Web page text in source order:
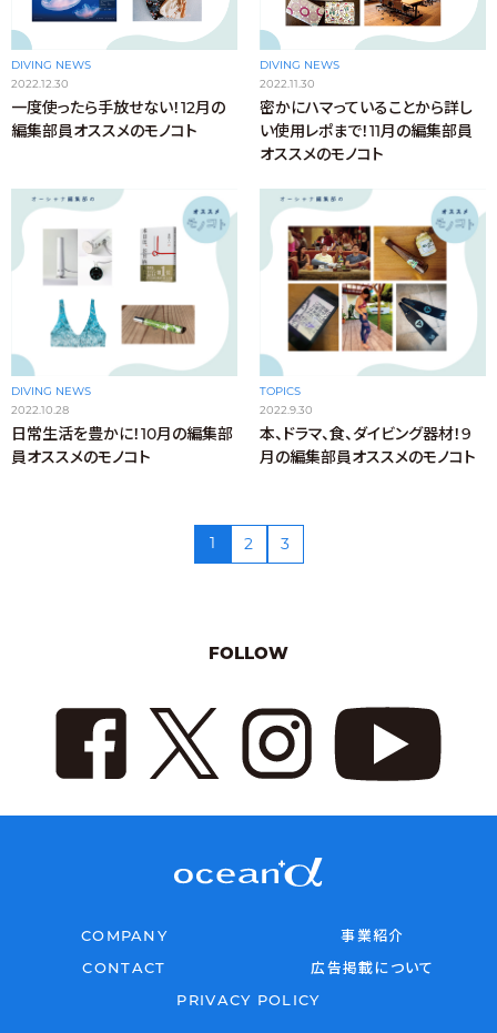
DIVING NEWS
2022.12.30
一度使ったら手放せない！12月の
編集部員オススメのモノコト
DIVING NEWS
2022.11.30
密かにハマっていることから詳し
い使用レポまで！11月の編集部員
オススメのモノコト
DIVING NEWS
2022.10.28
日常生活を豊かに！10月の編集部
員オススメのモノコト
TOPICS
2022.9.30
本、ドラマ、食、ダイビング器材！9
月の編集部員オススメのモノコト
1 2 3
FOLLOW
COMPANY
事業紹介
CONTACT
広告掲載について
PRIVACY POLICY